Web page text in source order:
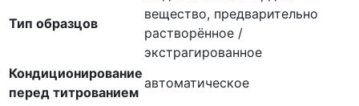
Тип образцов
вещество, предварительно
растворённое /
экстрагированное
Кондиционирование
перед титрованием
автоматическое